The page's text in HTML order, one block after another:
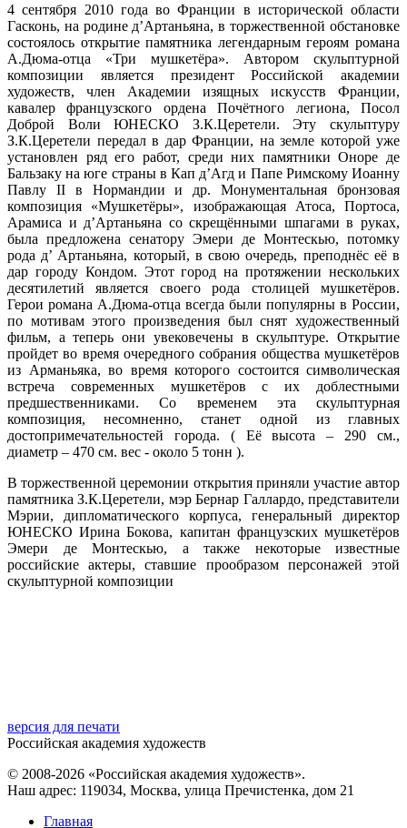
4 сентября 2010 года во Франции в исторической области
Гасконь, на родине д’Артаньяна, в торжественной обстановке
состоялось открытие памятника легендарным героям романа
А.Дюма-отца «Три мушкетёра». Автором скульптурной
композиции является президент Российской академии
художеств, член Академии изящных искусств Франции,
кавалер французского ордена Почётного легиона, Посол
Доброй Воли ЮНЕСКО З.К.Церетели. Эту скульптуру
З.К.Церетели передал в дар Франции, на земле которой уже
установлен ряд его работ, среди них памятники Оноре де
Бальзаку на юге страны в Кап д’Агд и Папе Римскому Иоанну
Павлу II в Нормандии и др. Монументальная бронзовая
композиция «Мушкетёры», изображающая Атоса, Портоса,
Арамиса и д’Артаньяна со скрещёнными шпагами в руках,
была предложена сенатору Эмери де Монтескью, потомку
рода д’ Артаньяна, который, в свою очередь, преподнёс её в
дар городу Кондом. Этот город на протяжении нескольких
десятилетий является своего рода столицей мушкетёров.
Герои романа А.Дюма-отца всегда были популярны в России,
по мотивам этого произведения был снят художественный
фильм, а теперь они увековечены в скульптуре. Открытие
пройдет во время очередного собрания общества мушкетёров
из Арманьяка, во время которого состоится символическая
встреча современных мушкетёров с их доблестными
предшественниками. Со временем эта скульптурная
композиция, несомненно, станет одной из главных
достопримечательностей города. ( Её высота – 290 см.,
диаметр – 470 см. вес - около 5 тонн ).
В торжественной церемонии открытия приняли участие автор
памятника З.К.Церетели, мэр Бернар Галлардо, представители
Мэрии, дипломатического корпуса, генеральный директор
ЮНЕСКО Ирина Бокова, капитан французских мушкетёров
Эмери де Монтескью, а также некоторые известные
российские актеры, ставшие прообразом персонажей этой
скульптурной композиции
версия для печати
Российская академия художеств
© 2008-2026 «Российская академия художеств».
Наш адрес: 119034, Москва, улица Пречистенка, дом 21
Главная